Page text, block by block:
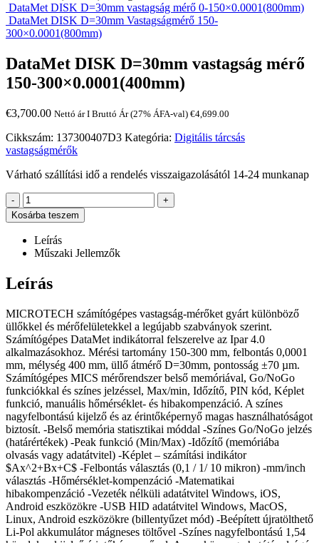
DataMet DISK D=30mm vastagság mérő 0-150×0.0001(800mm)
DataMet DISK D=30mm Vastagságmérő 150-
300×0.0001(800mm)
DataMet DISK D=30mm vastagság mérő
150-300×0.0001(400mm)
€3,700.00 Nettó ár I Bruttó Ár (27% ÁFA-val) €4,699.00
Cikkszám: 137300407D3 Kategória: Digitális tárcsás
vastagságmérők
Várható szállítási idő a rendelés visszaigazolásától 14-24 munkanap
-
+
Kosárba teszem
Leírás
Műszaki Jellemzők
Leírás
MICROTECH számítógépes vastagság-mérőket gyárt különböző
üllőkkel és mérőfelületekkel a legújabb szabványok szerint.
Számítógépes DataMet indikátorral felszerelve az Ipar 4.0
alkalmazásokhoz. Mérési tartomány 150-300 mm, felbontás 0,0001
mm, mélység 400 mm, üllő átmérő D=30mm, pontosság ±70 µm.
Számítógépes MICS mérőrendszer belső memóriával, Go/NoGo
funkciókkal és színes jelzéssel, Max/min, Időzítő, PIN kód, Képlet
funkció, manuális hőmérséklet- és hibakompenzáció. A színes
nagyfelbontású kijelző és az érintőképernyő magas használhatóságot
biztosít. -Belső memória statisztikai móddal -Színes Go/NoGo jelzés
(határértékek) -Peak funkció (Min/Max) -Időzítő (memóriába
olvasás vagy adatátvitel) -Képlet – számítási indikátor
$Ax^2+Bx+C$ -Felbontás választás (0,1 / 1/ 10 mikron) -mm/inch
választás -Hőmérséklet-kompenzáció -Matematikai
hibakompenzáció -Vezeték nélküli adatátvitel Windows, iOS,
Android eszközökre -USB HID adatátvitel Windows, MacOS,
Linux, Android eszközökre (billentyűzet mód) -Beépített újratölthető
Li-Pol akkumulátor mágneses töltővel -Színes nagyfelbontású 1,54